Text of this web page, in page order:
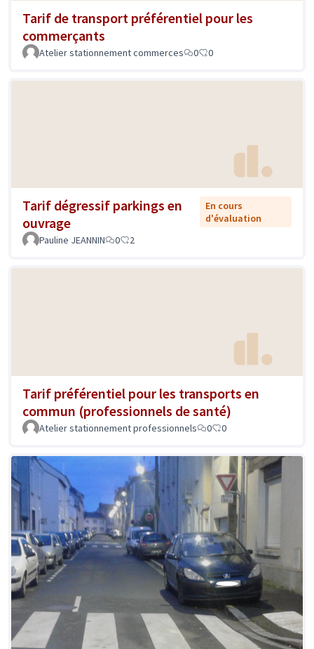
Tarif de transport préférentiel pour les
commerçants
Atelier stationnement commerces 0 0
Tarif dégressif parkings en
ouvrage
En cours
d'évaluation
Pauline JEANNIN
0 2
Tarif préférentiel pour les transports en
commun (professionnels de santé)
Atelier stationnement professionnels 0 0